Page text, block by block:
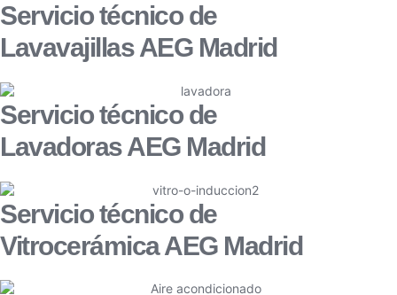
Servicio técnico de
Lavavajillas AEG Madrid
Servicio técnico de
Lavadoras AEG Madrid
Servicio técnico de
Vitrocerámica AEG Madrid